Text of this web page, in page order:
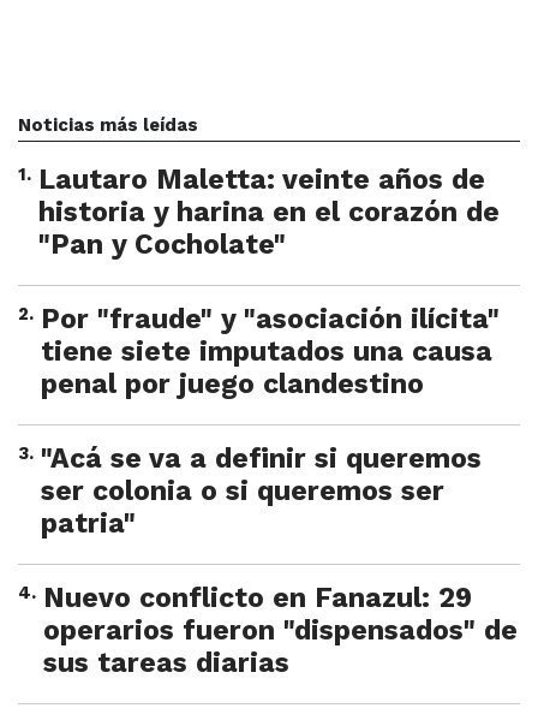
Noticias más leídas
1. Lautaro Maletta: veinte años de
historia y harina en el corazón de
"Pan y Cocholate"
2. Por "fraude" y "asociación ilícita"
tiene siete imputados una causa
penal por juego clandestino
3. "Acá se va a definir si queremos
ser colonia o si queremos ser
patria"
4. Nuevo conflicto en Fanazul: 29
operarios fueron "dispensados" de
sus tareas diarias